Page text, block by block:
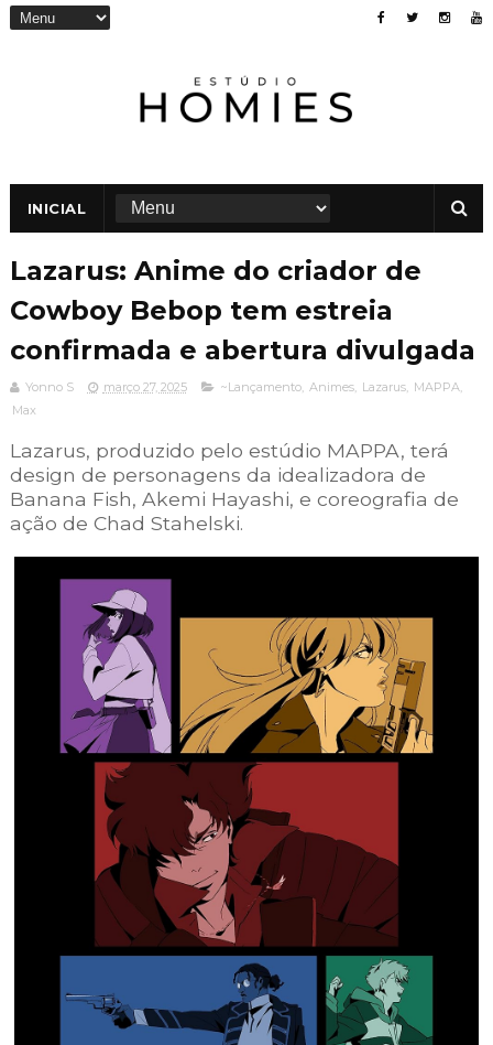
INICIAL
Lazarus: Anime do criador de
Cowboy Bebop tem estreia
confirmada e abertura divulgada
Yonno S março 27, 2025 ~Lançamento, Animes, Lazarus, MAPPA,
Max
Lazarus, produzido pelo estúdio MAPPA, terá
design de personagens da idealizadora de
Banana Fish, Akemi Hayashi, e coreografia de
ação de Chad Stahelski.